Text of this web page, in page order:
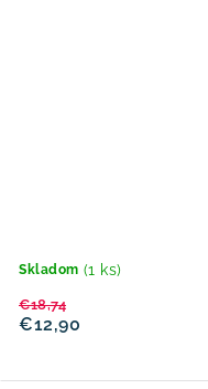
Skladom (1 ks)
€12,90
€18,74